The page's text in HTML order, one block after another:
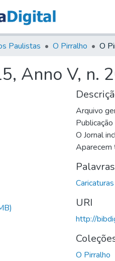
Paulistas O Pirralho
Anno V, n.
Arquivo
O Jornal
Aparecem
URI
http://
O Pirralho